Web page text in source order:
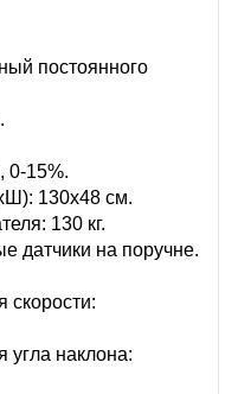
постоянного
0-15%.
130х48 см.
130 кг.
датчики на поручне.
скорости:
угла наклона: